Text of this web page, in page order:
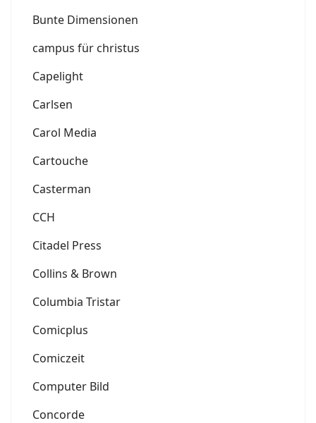
Bunte Dimensionen
campus für christus
Capelight
Carlsen
Carol Media
Cartouche
Casterman
CCH
Citadel Press
Collins & Brown
Columbia Tristar
Comicplus
Comiczeit
Computer Bild
Concorde